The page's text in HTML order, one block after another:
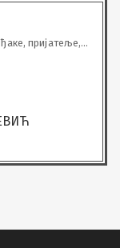
пријатеље,
преминуо наш